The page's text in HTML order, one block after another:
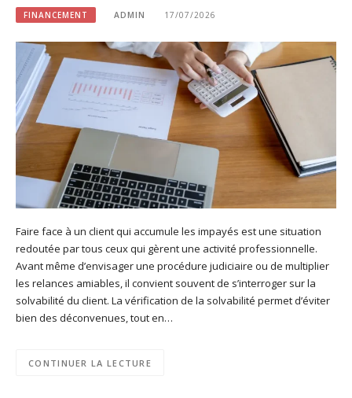
FINANCEMENT ADMIN 17/07/2026
Faire face à un client qui accumule les impayés est une situation
redoutée par tous ceux qui gèrent une activité professionnelle.
Avant même d’envisager une procédure judiciaire ou de multiplier
les relances amiables, il convient souvent de s’interroger sur la
solvabilité du client. La vérification de la solvabilité permet d’éviter
bien des déconvenues, tout en…
CONTINUER LA LECTURE